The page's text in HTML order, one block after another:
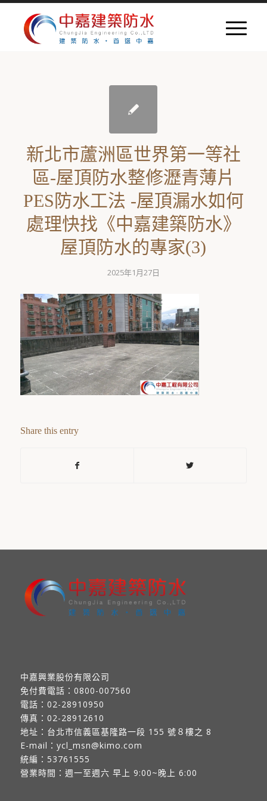
新北市蘆洲區世界第一等社
區-屋頂防水整修瀝青薄片
PES防水工法 -屋頂漏水如何
處理快找《中嘉建築防水》
屋頂防水的專家(3)
2025年1月27日
Share this entry
中嘉興業股份有限公司
免付費電話： 0800-007560
電話： 02-28910950
傳真： 02-28912610
地址： 台北市信義區基隆路一段 155 號８樓之 8
E-mail： ycl_msn@kimo.com
統編：53761555
營業時間：週一至週六 早上 9:00~晚上 6:00